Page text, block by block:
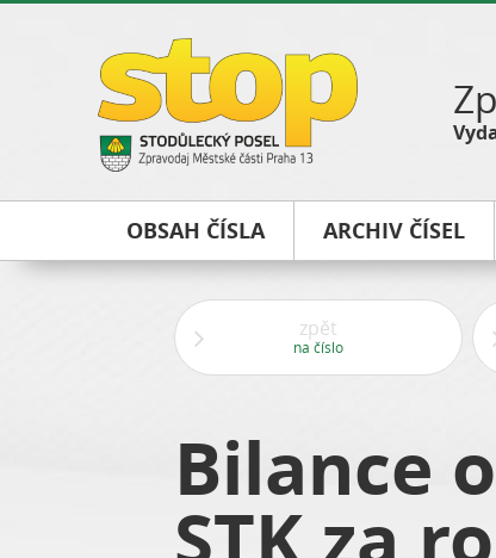
OBSAH ČÍSLA ARCHIV ČÍSEL
zpět
na číslo
Bilance